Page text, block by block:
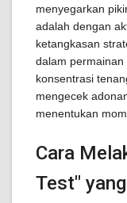
menyegarkan
adalah dengan
ketangkasan
dalam permainan
konsentrasi
mengecek
menentukan
Cara
Test"